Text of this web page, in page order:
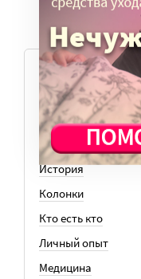
ТЕМЫ
Вера
Законы
История
Колонки
Кто есть кто
Личный опыт
Медицина